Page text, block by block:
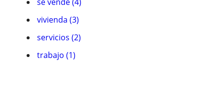
vivienda (3)
servicios (2)
trabajo (1)